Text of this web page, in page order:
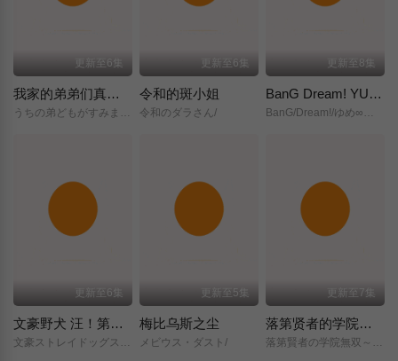
更新至6集
我家的弟弟们真是让您费心了
うちの弟どもがすみません/
更新至6集
令和的斑小姐
令和のダラさん/
更新至8集
BanG Dream! YUME∞MITA
BanG/Dream!/ゆめ∞みた/
更新至6集
文豪野犬 汪！第二季
文豪ストレイドッグス/わん！２/
更新至5集
梅比乌斯之尘
メビウス・ダスト/
更新至7集
落第贤者的学院无双～第二次转生的S级开外挂魔术师冒险录～
落第賢者の学院無双～二度目の転生、Sランクチート魔術師冒険録～/